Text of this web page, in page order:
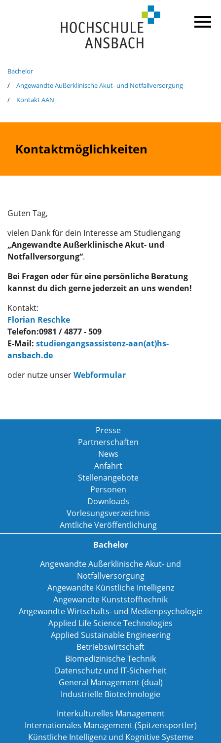
Bachelor
Angewandte Außerklinische Akut- und Notfallversorgung
Kontakt AAN
Kontaktmöglichkeiten
Guten Tag,
vielen Dank für dein Interesse am Studiengang
„Angewandte Außerklinische Akut- und
Notfallversorgung“.
Bei Fragen oder für eine persönliche Beratung
kannst du dich gerne jederzeit an uns wenden!
Kontakt:
Florian Reschke
Telefon:0981 / 4877 - 509
E-Mail: studiengangsassistenz-aan(at)hs-
ansbach.de
oder nutze unserWebformular
Presse
Partnerschaften
News
Anfahrt
Stellenangebote
Personen
Downloads
Vorlesungsverzeichnis
Amtliche Veröffentlichung
Bachelor
Angewandte Außerklinische Akut- und
Notfallversorgung
Angewandte Künstliche Intelligenz
Angewandte Kunststofftechnik
Angewandte Wirtschafts- und Medienpsychologie
Applied Life Science Technologies
Applied Sustainable Engineering
Betriebswirtschaft
Biomedizinische Technik
Datenschutz und IT-Sicherheit
General Management (dual)
Industrielle Biotechnologie
Interkulturelles Management
Internationales Management (Spitzensportler)
Künstliche Intelligenz und Kognitive Systeme